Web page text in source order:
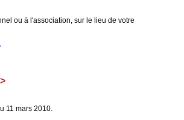
ou à l'association, sur le lieu de votre
11 mars 2010.